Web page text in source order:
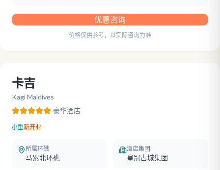
优惠咨询
价格仅供参考，以实际咨询为准
卡吉
Kagi Maldives
豪华酒店
小型新开业
所属环礁
马累北环礁
酒店集团
皇冠占城集团